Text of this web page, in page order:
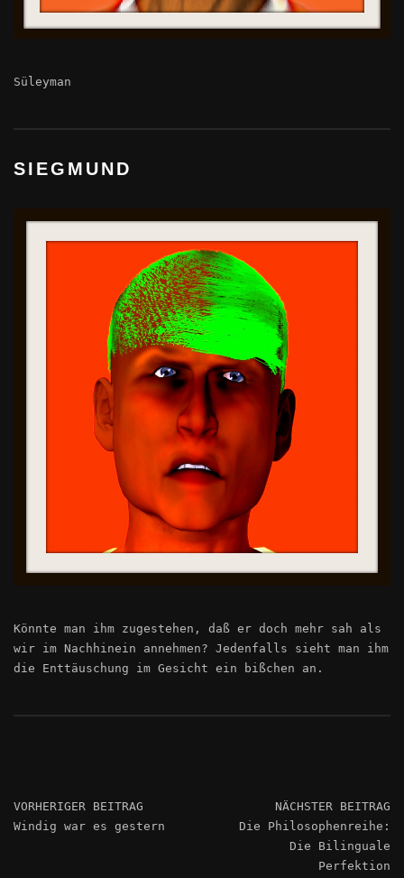
Süleyman
SIEGMUND
Könnte man ihm zugestehen, daß er doch mehr sah als
wir im Nachhinein annehmen? Jedenfalls sieht man ihm
die Enttäuschung im Gesicht ein bißchen an.
VORHERIGER BEITRAG
Windig war es gestern
NÄCHSTER BEITRAG
Die Philosophenreihe:
Die Bilinguale
Perfektion